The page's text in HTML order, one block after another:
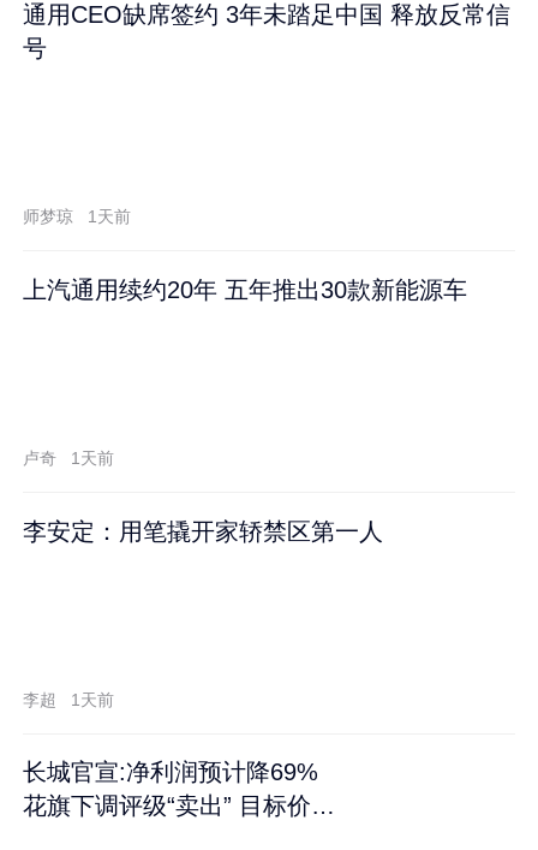
通用CEO缺席签约 3年未踏足中国 释放反常信
号
师梦琼 1天前
上汽通用续约20年 五年推出30款新能源车
卢奇 1天前
李安定：用笔撬开家轿禁区第一人
李超 1天前
长城官宣:净利润预计降69%
花旗下调评级“卖出” 目标价再